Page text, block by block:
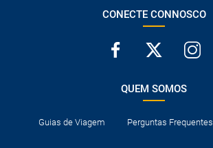
CONECTE CONNOSCO
QUEM SOMOS
Guias de Viagem Perguntas Frequentes